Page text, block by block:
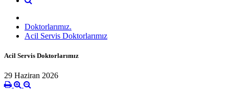
Doktorlarımız.
Acil Servis Doktorlarımız
Acil Servis Doktorlarımız
29 Haziran 2026